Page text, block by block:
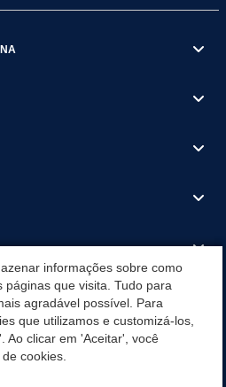
DE PROTEÇÃO ÀS MULHERES
COM AÇÕES DE
informações sobre como
páginas que visita. Tudo para
agradável possível. Para
que utilizamos e customizá-los,
Ao clicar em 'Aceitar', você
cookies.